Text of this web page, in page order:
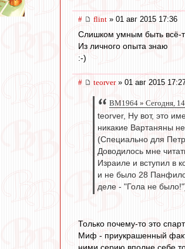
# flint » 01 авг 2015 17:36
Слишком умным быть всё-
Из личного опыта знаю
:-)
# teorver» 01 авг 2015
BM1964 » Сегодня,
teorver, Ну вот, это
никакие Вартаняны
(Специально для
Доводилось мне
Израиле и вступил в
и не было 28
деле - "Гола не
Только почему-то это
Миф - приукрашенный
ними серию вполне себе